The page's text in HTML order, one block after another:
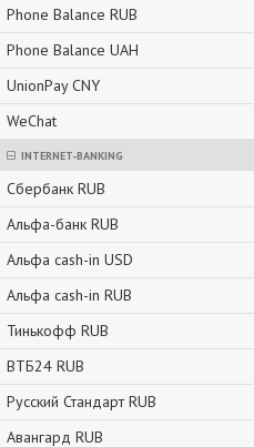
Phone Balance RUB
Phone Balance UAH
UnionPay CNY
WeChat
INTERNET-BANKING
Сбербанк RUB
Альфа-банк RUB
Альфа cash-in USD
Альфа cash-in RUB
Тинькофф RUB
ВТБ24 RUB
Русский Стандарт RUB
Авангард RUB